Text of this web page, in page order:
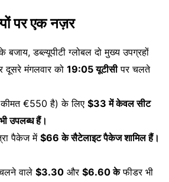
पर एक नज़र
डब्ल्यूपीटी ग्लोबल दो मुख्य उपग्रहों
दूसरे मंगलवार को 19:05 यूटीसीपर चलते
€550 है) के लिए $33 में केवल सीट
उपलब्ध हैं।
पैकेज में $66 के सैटेलाइट पैकेज शामिल हैं।
वाले $3.30 और $6.60 केफीडर भी